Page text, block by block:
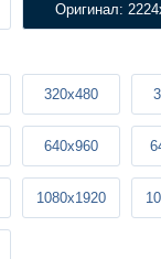
Оригинал:
320x480
640x960
1080x1920